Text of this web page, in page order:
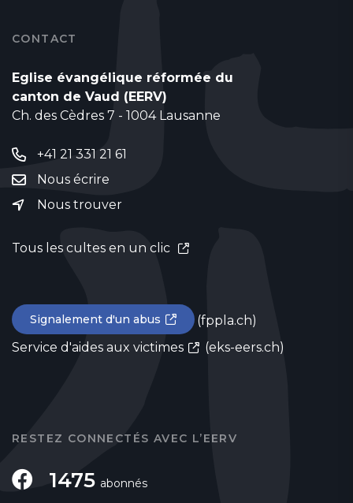
CONTACT
Eglise évangélique réformée du
canton de Vaud (EERV)
Ch. des Cèdres 7 - 1004 Lausanne
+41 21 331 21 61
Nous écrire
Nous trouver
Tous les cultes en un clic
Signalement d'un abus
(fppla.ch)
Service d'aides aux victimes
(eks-eers.ch)
RESTEZ CONNECTÉS AVEC L’EERV
1475 abonnés